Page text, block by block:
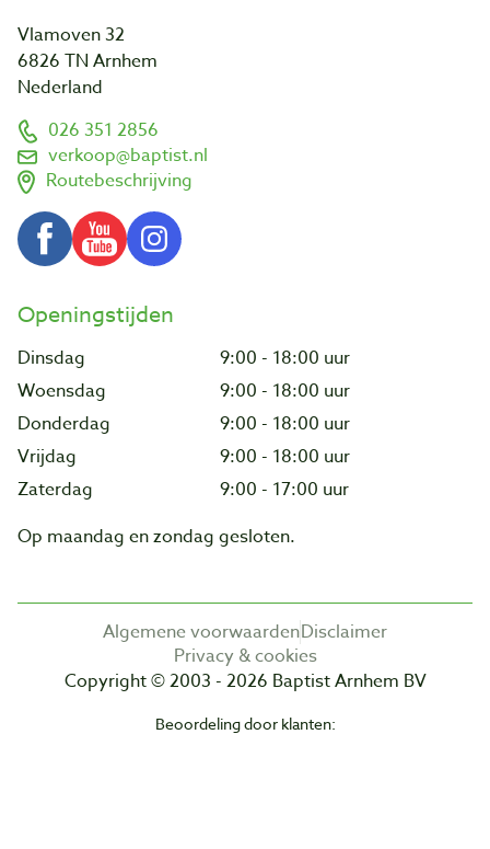
Vlamoven 32
6826 TN Arnhem
Nederland
026 351 2856
verkoop@baptist.nl
Routebeschrijving
Openingstijden
Dinsdag
9:00 - 18:00 uur
Woensdag
9:00 - 18:00 uur
Donderdag
9:00 - 18:00 uur
Vrijdag
9:00 - 18:00 uur
Zaterdag
9:00 - 17:00 uur
Op maandag en zondag gesloten.
Algemene voorwaardenDisclaimer
Privacy & cookies
Copyright © 2003 - 2026 Baptist Arnhem BV
Beoordeling door klanten: